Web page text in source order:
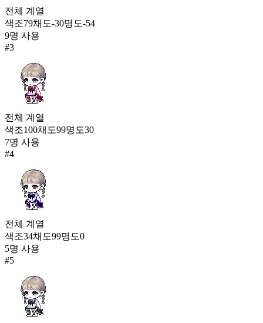
181
스윗 테일러(여)
530
전체 계열
색조79채도-30명도-54
9명 사용
#3
전체 계열
색조100채도99명도30
7명 사용
#4
전체 계열
색조34채도99명도0
5명 사용
#5